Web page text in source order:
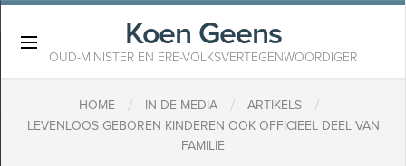
Koen Geens
OUD-MINISTER EN ERE-VOLKSVERTEGENWOORDIGER
HOME / IN DE MEDIA / ARTIKELS /
LEVENLOOS GEBOREN KINDEREN OOK OFFICIEEL DEEL VAN
FAMILIE